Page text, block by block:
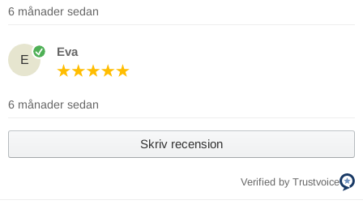
6 månader sedan
E
Eva
6 månader sedan
Skriv recension
Verified by Trustvoice